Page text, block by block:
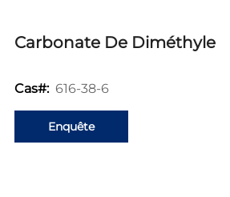
Carbonate De Diméthyle
Cas#: 616-38-6
Enquête